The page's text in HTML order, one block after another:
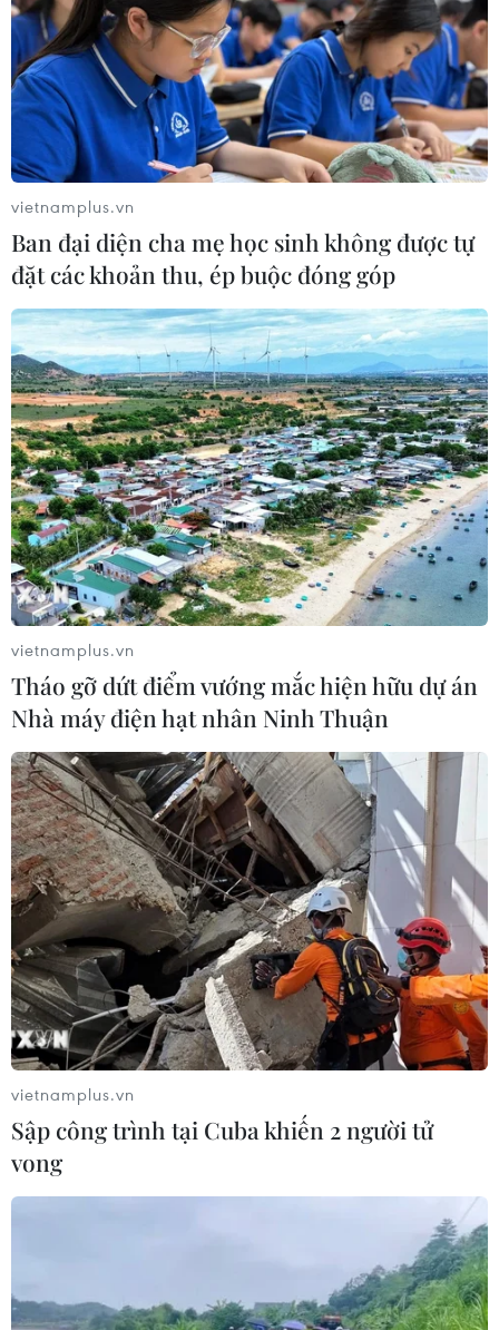
vietnamplus.vn
Ban đại diện cha mẹ học sinh không được tự
đặt các khoản thu, ép buộc đóng góp
vietnamplus.vn
Tháo gỡ dứt điểm vướng mắc hiện hữu dự án
Nhà máy điện hạt nhân Ninh Thuận
vietnamplus.vn
Sập công trình tại Cuba khiến 2 người tử
vong